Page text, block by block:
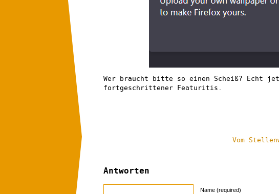
Wer braucht bitte so einen Scheiß? Echt
fortgeschrittener Featuritis.
Vom
Antworten
Name (required)